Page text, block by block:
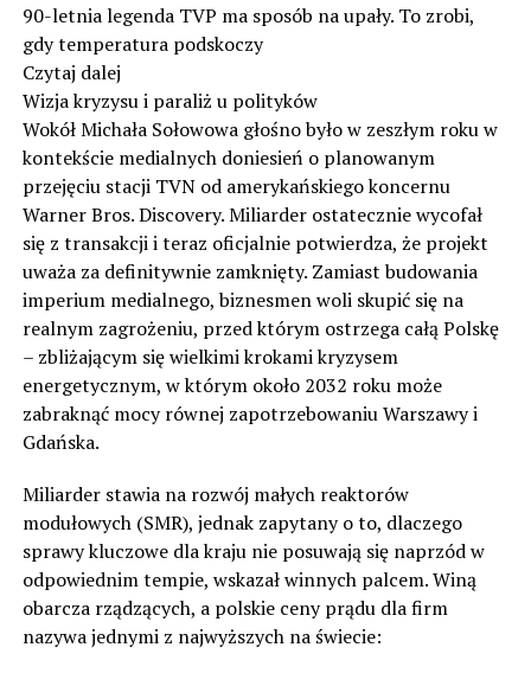
90-letnia legenda TVP ma sposób na upały. To zrobi,
gdy temperatura podskoczy
Czytaj dalej
Wizja kryzysu i paraliż u polityków
Wokół Michała Sołowowa głośno było w zeszłym roku w
kontekście medialnych doniesień o planowanym
przejęciu stacji TVN od amerykańskiego koncernu
Warner Bros. Discovery. Miliarder ostatecznie wycofał
się z transakcji i teraz oficjalnie potwierdza, że projekt
uważa za definitywnie zamknięty. Zamiast budowania
imperium medialnego, biznesmen woli skupić się na
realnym zagrożeniu, przed którym ostrzega całą Polskę
– zbliżającym się wielkimi krokami kryzysem
energetycznym, w którym około 2032 roku może
zabraknąć mocy równej zapotrzebowaniu Warszawy i
Gdańska.
Miliarder stawia na rozwój małych reaktorów
modułowych (SMR), jednak zapytany o to, dlaczego
sprawy kluczowe dla kraju nie posuwają się naprzód w
odpowiednim tempie, wskazał winnych palcem. Winą
obarcza rządzących, a polskie ceny prądu dla firm
nazywa jednymi z najwyższych na świecie: